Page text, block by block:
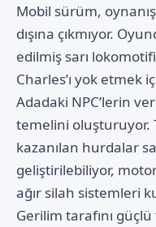
Mobil sürüm,
dışına çıkmıyor.
edilmiş sarı
Charles’ı yok etmek
Adadaki NPC’lerin
temelini oluşturuyor.
kazanılan hurdalar
geliştirilebiliyor,
ağır silah sistemleri
Gerilim tarafını